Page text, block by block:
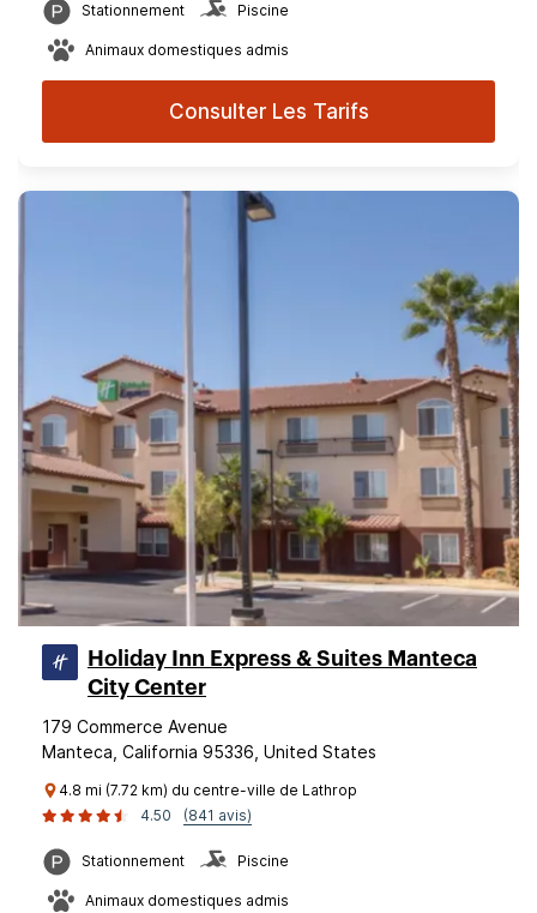
Stationnement Piscine
Animaux domestiques admis
Consulter Les Tarifs
Holiday Inn Express & Suites Manteca
City Center
179 Commerce Avenue
Manteca, California 95336, United States
4.8 mi (7.72 km) du centre-ville de Lathrop
4.50
(841 avis)
Stationnement Piscine
Animaux domestiques admis